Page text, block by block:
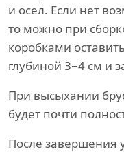
и осел. Если нет
то можно при
коробками
глубиной 3−4 см и
При высыхании
будет почти
После завершения